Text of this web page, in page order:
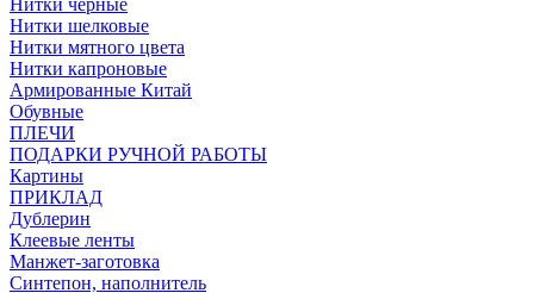
Нитки черные
Нитки шелковые
Нитки мятного цвета
Нитки капроновые
Армированные Китай
Обувные
ПЛЕЧИ
ПОДАРКИ РУЧНОЙ РАБОТЫ
Картины
ПРИКЛАД
Дублерин
Клеевые ленты
Манжет-заготовка
Синтепон, наполнитель